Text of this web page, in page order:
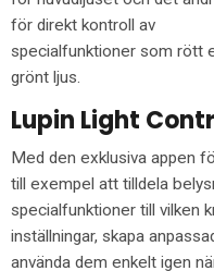
för direkt kontroll av
specialfunktioner som rött
grönt ljus.
Lupin Light
Med den exklusiva appen
till exempel att tilldela
specialfunktioner till vilken
inställningar, skapa
använda dem enkelt igen